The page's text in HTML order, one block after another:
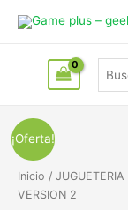
¡Oferta!
Inicio / JUGUETERIA
VERSION 2